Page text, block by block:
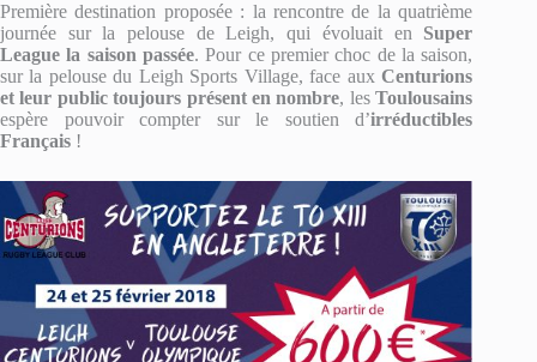
Première destination proposée : la rencontre de la quatrième
journée sur la pelouse de Leigh, qui évoluait en Super
League la saison passée. Pour ce premier choc de la saison,
sur la pelouse du Leigh Sports Village, face auxCenturions
et leur public toujours présent en nombre, lesToulousains
espère pouvoir compter sur le soutien d’irréductibles
Français !